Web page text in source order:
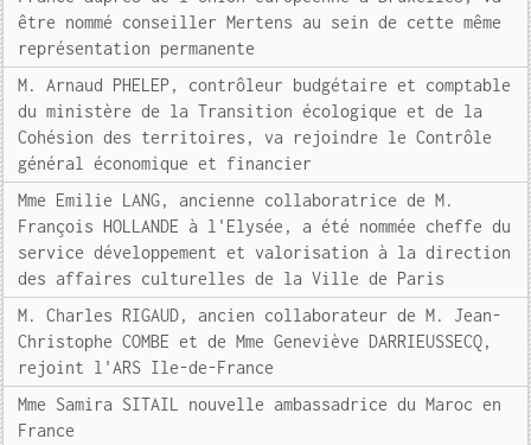
être nommé conseiller Mertens au sein de cette même
représentation permanente
M. Arnaud PHELEP, contrôleur budgétaire et comptable
du ministère de la Transition écologique et de la
Cohésion des territoires, va rejoindre le Contrôle
général économique et financier
Mme Emilie LANG, ancienne collaboratrice de M.
François HOLLANDE à l'Elysée, a été nommée cheffe du
service développement et valorisation à la direction
des affaires culturelles de la Ville de Paris
M. Charles RIGAUD, ancien collaborateur de M. Jean-
Christophe COMBE et de Mme Geneviève DARRIEUSSECQ,
rejoint l'ARS Ile-de-France
Mme Samira SITAIL nouvelle ambassadrice du Maroc en
France